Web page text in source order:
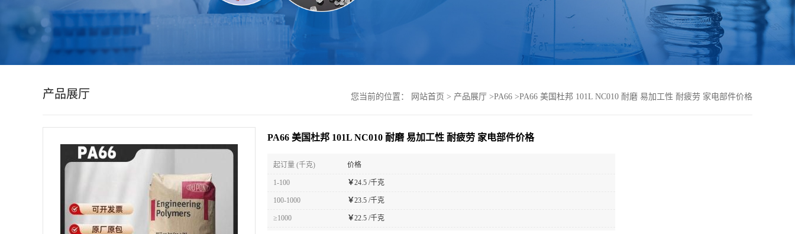
动
产品展厅 您当前的位置： 网站首页 > 产品展厅 >PA66 >PA66 美国杜邦 101L NC010 耐磨 易加工性 耐疲劳 家电部件价格
PA66 美国杜邦 101L NC010 耐磨 易加工性 耐疲劳 家电部件价格
起订量 (千克) 价格
1-100 ￥24.5 /千克
100-1000 ￥23.5 /千克
≥1000 ￥22.5 /千克